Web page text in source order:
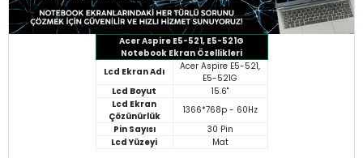
Acer Aspire E5-521, E5-521G
Notebook Ekran Özellikleri
Lcd Ekran Adı
Acer Aspire E5-521,
E5-521G
Lcd Boyut
15.6"
Lcd Ekran
Çözünürlük
1366*768p - 60Hz
Pin Sayısı
30 Pin
Lcd Yüzeyi
Mat